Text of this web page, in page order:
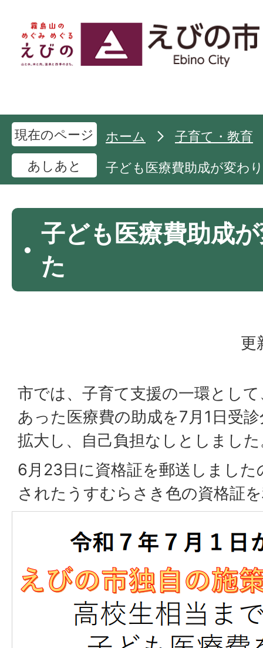
現在のページ ホーム
子育て・教育
あしあと
子ども医療費助成が変わ
子ども医療費助成
た
更
市では、子育て支援の一環とし
あった医療費の助成を7月1日受
拡大し、自己負担なしとしまし
6月23日に資格証を郵送しました
されたうすむらさき色の資格証